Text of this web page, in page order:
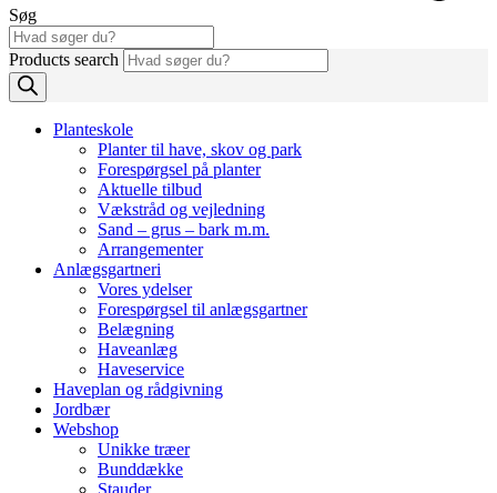
Søg
Products search
Planteskole
Planter til have, skov og park
Forespørgsel på planter
Aktuelle tilbud
Vækstråd og vejledning
Sand – grus – bark m.m.
Arrangementer
Anlægsgartneri
Vores ydelser
Forespørgsel til anlægsgartner
Belægning
Haveanlæg
Haveservice
Haveplan og rådgivning
Jordbær
Webshop
Unikke træer
Bunddække
Stauder